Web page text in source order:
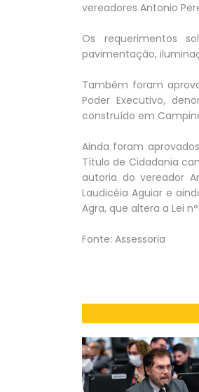
vereadores Antonio
Os requerimentos
pavimentação,
Também foram
Poder Executivo,
construído em
Ainda foram
Título de Cidadania
autoria do vereador
Laudicéia Aguiar e
Agra, que altera a Lei
Fonte: Assessoria